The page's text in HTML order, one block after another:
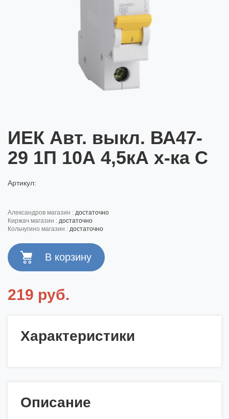
ИЕК Авт. выкл. ВА47-
29 1П 10А 4,5кА х-ка С
Артикул:
александров магазин : достаточно
киржач магазин : достаточно
кольчугино магазин : достаточно
219 руб.
Характеристики
Описание